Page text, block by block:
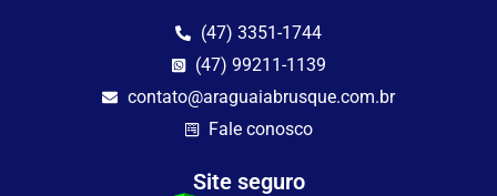
(47) 3351-1744
(47) 99211-1139
contato@araguaiabrusque.com.br
Fale conosco
Site seguro